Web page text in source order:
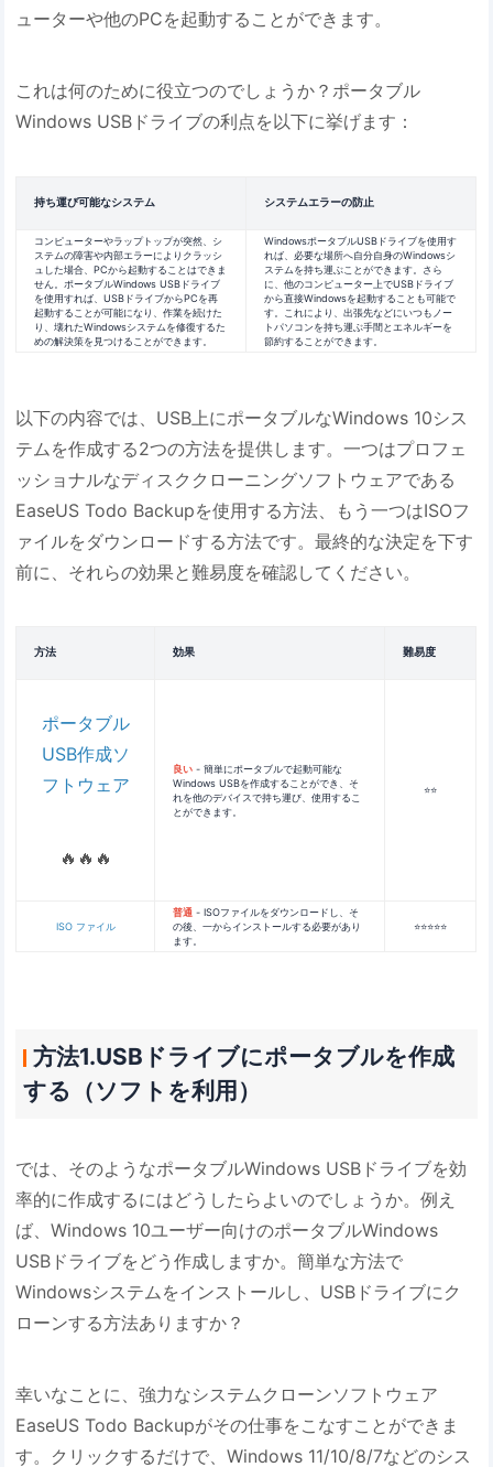
ューターや他のPCを起動することができます。
これは何のために役立つのでしょうか？ポータブル
Windows USBドライブの利点を以下に挙げます：
持ち運び可能なシステム システムエラーの防止
コンピューターやラップトップが突然、シ
ステムの障害や内部エラーによりクラッシ
ュした場合、PCから起動することはできま
せん。ポータブルWindows USBドライブ
を使用すれば、USBドライブからPCを再
起動することが可能になり、作業を続けた
り、壊れたWindowsシステムを修復するた
めの解決策を見つけることができます。
WindowsポータブルUSBドライブを使用す
れば、必要な場所へ自分自身のWindowsシ
ステムを持ち運ぶことができます。さら
に、他のコンピューター上でUSBドライブ
から直接Windowsを起動することも可能で
す。これにより、出張先などにいつもノー
トパソコンを持ち運ぶ手間とエネルギーを
節約することができます。
以下の内容では、USB上にポータブルなWindows 10シス
テムを作成する2つの方法を提供します。一つはプロフェ
ッショナルなディスククローニングソフトウェアである
EaseUS Todo Backupを使用する方法、もう一つはISOフ
ァイルをダウンロードする方法です。最終的な決定を下す
前に、それらの効果と難易度を確認してください。
方法 効果 難易度
ポータブル
USB作成ソ
フトウェア
🔥🔥🔥
良い - 簡単にポータブルで起動可能な
Windows USBを作成することができ、そ
れを他のデバイスで持ち運び、使用するこ
とができます。
⭐⭐
ISO ファイル
普通 - ISOファイルをダウンロードし、そ
の後、一からインストールする必要があり
ます。
⭐⭐⭐⭐⭐
方法1.USBドライブにポータブルを作成
する（ソフトを利用）
では、そのようなポータブルWindows USBドライブを効
率的に作成するにはどうしたらよいのでしょうか。例え
ば、Windows 10ユーザー向けのポータブルWindows
USBドライブをどう作成しますか。簡単な方法で
Windowsシステムをインストールし、USBドライブにク
ローンする方法ありますか？
幸いなことに、強力なシステムクローンソフトウェア
EaseUS Todo Backupがその仕事をこなすことができま
す。クリックするだけで、Windows 11/10/8/7などのシス